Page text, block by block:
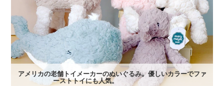
アメリカの老舗トイメーカーのぬいぐるみ。優しいカラーでファ
ーストトイにも人気。